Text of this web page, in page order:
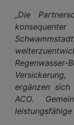
„Die
ergänzen
ACO.
leistungsfähige